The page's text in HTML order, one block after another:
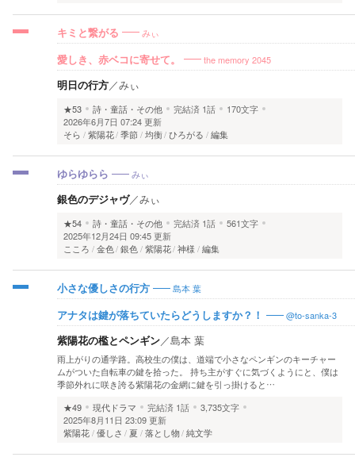
キミと繋がる みぃ
愛しき、赤ベコに寄せて。 the memory 2045
明日の行方／みぃ
★53 詩・童話・その他 完結済 1話
170文字
2026年6月7日 07:24 更新
そら
紫陽花 季節 均衡 ひろがる 編集
ゆらゆらら みぃ
銀色のデジャヴ／みぃ
★54 詩・童話・その他 完結済 1話
561文字
2025年12月24日 09:45 更新
こころ
金色 銀色 紫陽花 神様 編集
小さな優しさの行方 島本 葉
アナタは鍵が落ちていたらどうしますか？！ @to-sanka-3
紫陽花の檻とペンギン／島本 葉
雨上がりの通学路。高校生の僕は、道端で小さなペンギンのキーチャー
ムがついた自転車の鍵を拾った。 持ち主がすぐに気づくようにと、僕は
季節外れに咲き誇る紫陽花の金網に鍵を引っ掛けると…
★49
現代ドラマ 完結済 1話
3,735文字
2025年8月11日 23:09 更新
紫陽花 優しさ 夏 落とし物 純文学